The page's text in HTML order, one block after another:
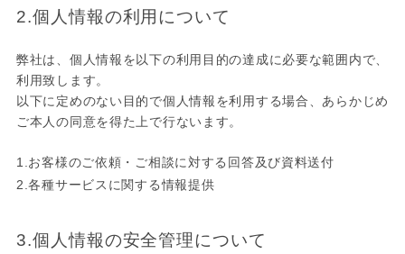
2.個人情報の利用について
弊社は、個人情報を以下の利用目的の達成に必要な範囲内で、
利用致します。
以下に定めのない目的で個人情報を利用する場合、あらかじめ
ご本人の同意を得た上で行ないます。
1.お客様のご依頼・ご相談に対する回答及び資料送付
2.各種サービスに関する情報提供
3.個人情報の安全管理について